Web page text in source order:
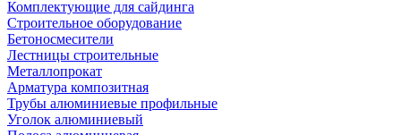
Комплектующие для сайдинга
Строительное оборудование
Бетоносмесители
Лестницы строительные
Металлопрокат
Арматура композитная
Трубы алюминиевые профильные
Уголок алюминиевый